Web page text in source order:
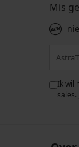
Mis
Ik wil